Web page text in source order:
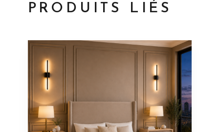
PRODUITS LIÉS